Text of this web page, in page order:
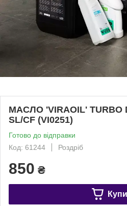
МАСЛО 'VIRAOIL' TURBO
SL/CF (VI0251)
Готово до відправки
Код: 61244
Роздріб
850 ₴